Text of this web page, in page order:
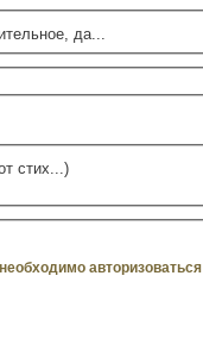
да...
стих...)
авторизоваться